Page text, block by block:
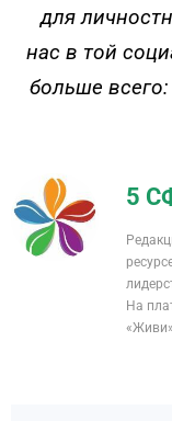
для
нас в той
больше всего:
5
На